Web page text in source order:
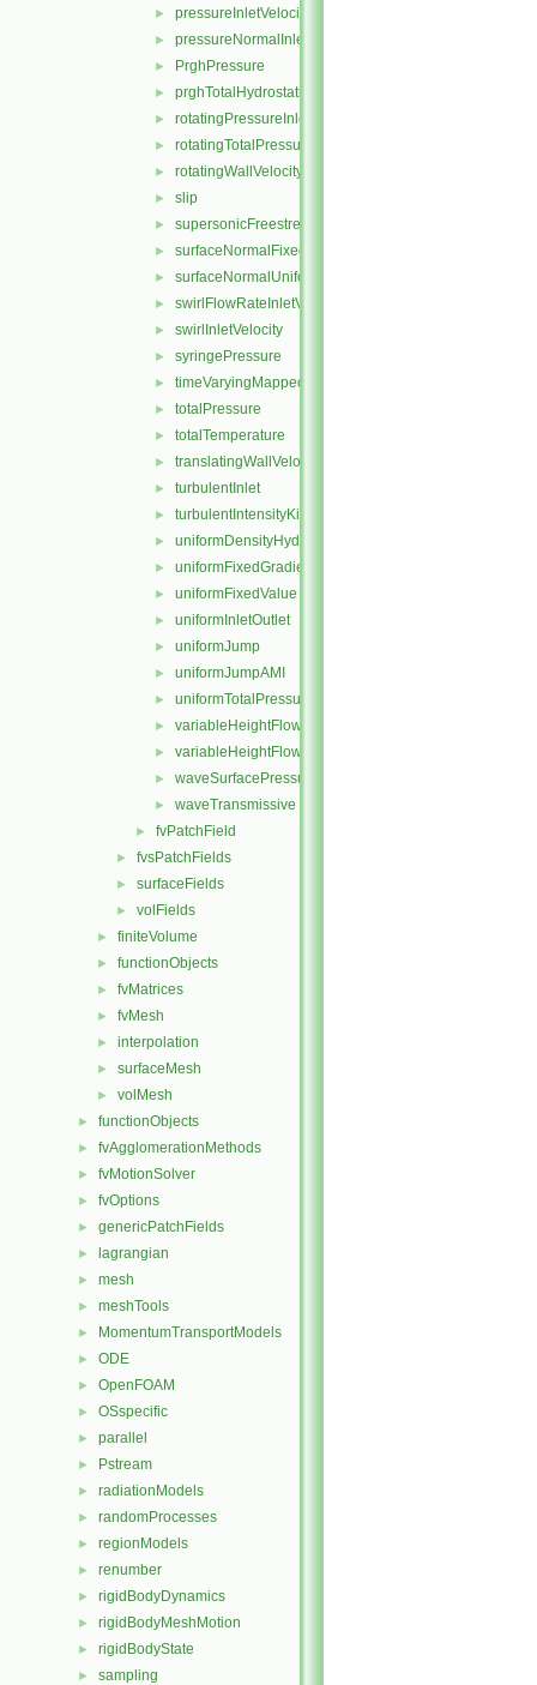
► pressureInletVelocity
► pressureNormalInletOutletVelocity
► PrghPressure
► prghTotalHydrostaticPressure
► rotatingPressureInletOutletVelocity
► rotatingTotalPressure
► rotatingWallVelocity
► slip
► supersonicFreestream
► surfaceNormalFixedValue
► surfaceNormalUniformFixedValue
► swirlFlowRateInletVelocity
► swirlInletVelocity
► syringePressure
► timeVaryingMappedFixedValue
► totalPressure
► totalTemperature
► translatingWallVelocity
► turbulentInlet
► turbulentIntensityKineticEnergyInlet
► uniformDensityHydrostaticPressure
► uniformFixedGradient
► uniformFixedValue
► uniformInletOutlet
► uniformJump
► uniformJumpAMI
► uniformTotalPressure
► variableHeightFlowRate
► variableHeightFlowRateInletVelocity
► waveSurfacePressure
► waveTransmissive
► fvPatchField
► fvsPatchFields
► surfaceFields
► volFields
► finiteVolume
► functionObjects
► fvMatrices
► fvMesh
► interpolation
► surfaceMesh
► volMesh
► functionObjects
► fvAgglomerationMethods
► fvMotionSolver
► fvOptions
► genericPatchFields
► lagrangian
► mesh
► meshTools
► MomentumTransportModels
► ODE
► OpenFOAM
► OSspecific
► parallel
► Pstream
► radiationModels
► randomProcesses
► regionModels
► renumber
► rigidBodyDynamics
► rigidBodyMeshMotion
► rigidBodyState
► sampling